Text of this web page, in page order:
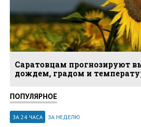
Саратовцам прогнозируют
дождем, градом и
ПОПУЛЯРНОЕ
ЗА 24 ЧАСА ЗА НЕДЕЛЮ